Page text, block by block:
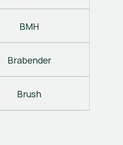
BMH
Brabender
Brush